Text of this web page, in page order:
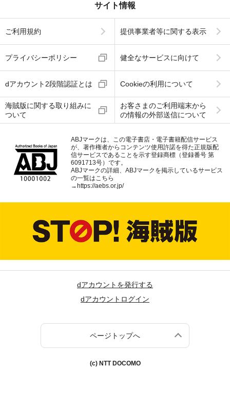
サイト情報
ご利用規約 提供事業者等に関する表示
プライバシーポリシー 健全なサービスに向けて
dアカウント2段階認証とは Cookieの利用について
海賊版に関する取り組みに
ついて
お客さまのご利用端末から
の情報の外部送信について
ABJマークは、この電子書店・電子書籍配信サービス
が、著作権者からコンテンツ使用許諾を得た正規版配
信サービスであることを示す登録商標（登録番号 第
6091713号）です。
ABJマークの詳細、ABJマークを掲示しているサービス
の一覧はこちら
→https://aebs.or.jp/
dアカウントを発行する
dアカウントログイン
ページトップへ
(c) NTT DOCOMO